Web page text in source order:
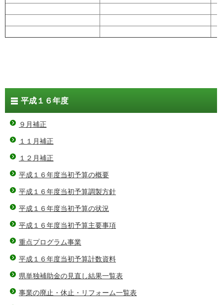
平成１６年度
９月補正
１１月補正
１２月補正
平成１６年度当初予算の概要
平成１６年度当初予算調製方針
平成１６年度当初予算の状況
平成１６年度当初予算主要事項
重点プログラム事業
平成１６年度当初予算計数資料
県単独補助金の見直し結果一覧表
事業の廃止・休止・リフォーム一覧表